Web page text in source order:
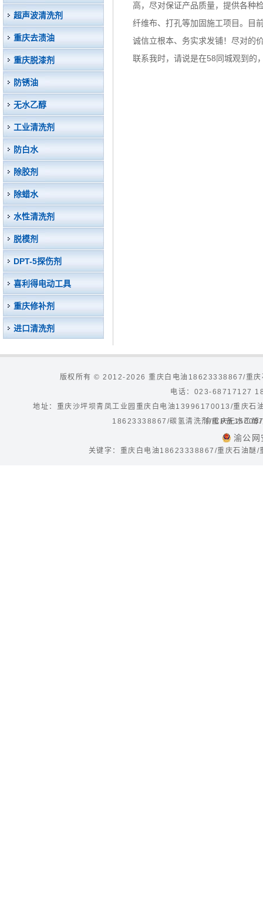
超声波清洗剂
重庆去渍油
重庆脱漆剂
防锈油
无水乙醇
工业清洗剂
防白水
除胶剂
除蜡水
水性清洗剂
脱模剂
DPT-5探伤剂
喜利得电动工具
重庆修补剂
进口清洗剂
高，尽对保证产品质量，提供各种
纤维布、打孔等加固施工项目。目
诚信立根本、务实求发铺！尽对的
联系我时，请说是在58同城观到的
版权所有 © 2012-2026 重庆白电油18623338867/重庆
电话：023-68717127
地址：重庆沙坪坝青凤工业园重庆白电油13996170013/重庆石
18623338867/碳氢清洗剂/重庆无水乙醇
渝ICP备
渝公
关键字：重庆白电油18623338867/重庆石油醚/